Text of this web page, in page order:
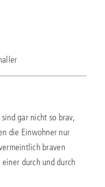
gar nicht so brav,
die Einwohner nur
braven
durch und durch